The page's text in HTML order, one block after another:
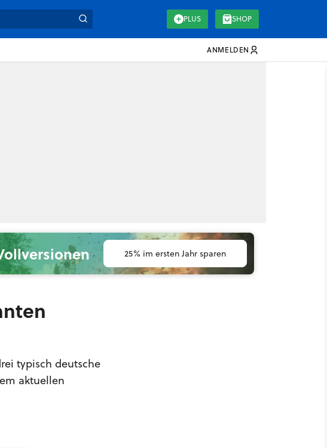
PLUS SHOP
ANMELDEN
25% im ersten Jahr sparen
typisch deutsche
aktuellen